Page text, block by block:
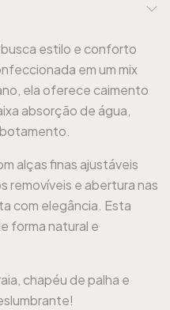
estilo e conforto
em um mix
ela oferece caimento
absorção de água,
alças finas ajustáveis
removíveis e abertura nas
com elegância. Esta
forma natural e
chapéu de palha e